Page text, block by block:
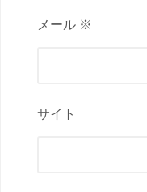
メール ※
サイト